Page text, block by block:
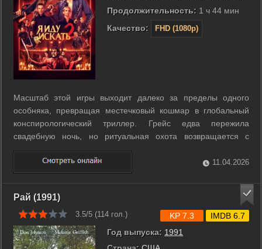
Продолжительность: 1 ч 44 мин
Качество:
FHD (1080p)
Масштаб этой игры выходит далеко за пределы одного
особняка, превращая местечковый кошмар в глобальный
конспирологический триллер. Грейс едва пережила
свадебную ночь, но ритуальная охота возвращается с
удвоенной силой. Теперь за ней и внезапно появившейся
сестрой Фейт охотятся четыре могущественных клана,
жаждущих абсолютной власти над миром. ...
11.04.2026
Рай (1991)
3.5/5 (114 гол.)
Год выпуска: 1991
KP 7.3 IMDB 6.7